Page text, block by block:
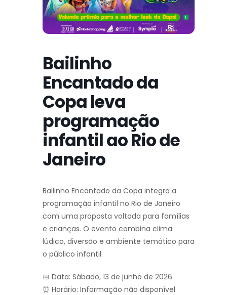
Bailinho
Encantado da
Copa leva
programação
infantil ao Rio de
Janeiro
Bailinho Encantado da Copa integra a
programação infantil no Rio de Janeiro
com uma proposta voltada para famílias
e crianças. O evento combina clima
lúdico, diversão e ambiente temático para
o público infantil.
📅 Data: Sábado, 13 de junho de 2026
⏰ Horário: Informação não disponível